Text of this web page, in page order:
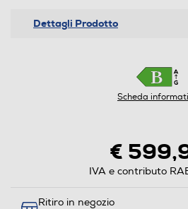
Dettagli Prodotto
Scheda
€
IVA e contributo
Ritiro in negozio